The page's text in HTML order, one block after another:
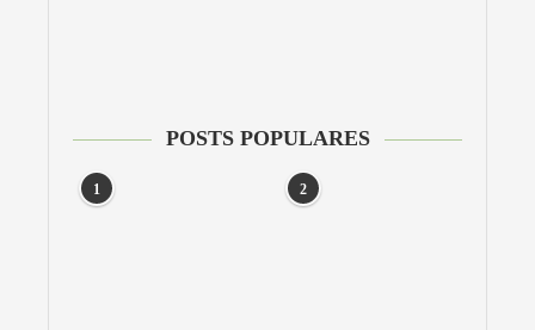
POSTS POPULARES
1 2